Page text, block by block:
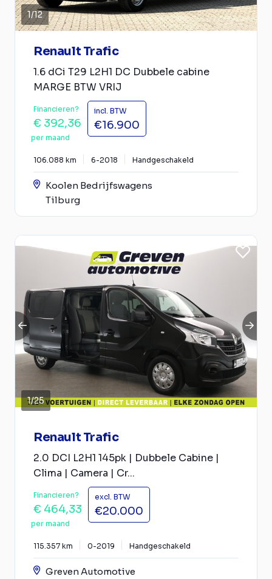
1/12
Renault Trafic
1.6 dCi T29 L2H1 DC Dubbele cabine
MARGE BTW VRIJ
Financieren?
€ 392,36
per maand
incl. BTW
€16.900
106.088 km 6-2018 Handgeschakeld
Koolen Bedrijfswagens
Tilburg
1/25
Renault Trafic
2.0 DCI L2H1 145pk | Dubbele Cabine |
Clima | Camera | Cr...
Financieren?
€ 464,33
per maand
excl. BTW
€20.000
115.357 km 0-2019 Handgeschakeld
Greven Automotive